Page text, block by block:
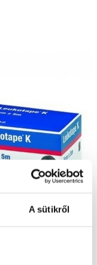
A sütikről